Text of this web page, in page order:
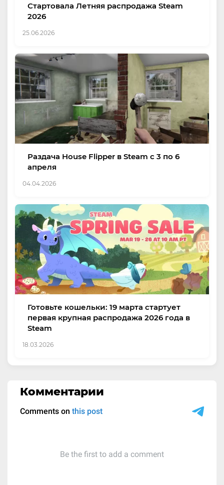
Стартовала Летняя распродажа Steam
2026
25.06.2026
Раздача House Flipper в Steam с 3 по 6
апреля
04.04.2026
Готовьте кошельки: 19 марта стартует
первая крупная распродажа 2026 года в
Steam
18.03.2026
Комментарии